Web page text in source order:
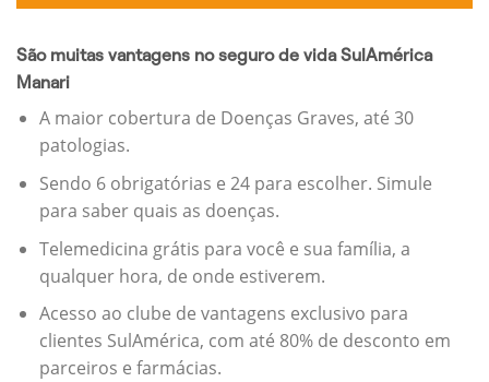
São muitas vantagens no seguro de vida SulAmérica
Manari
A maior cobertura de Doenças Graves, até 30
patologias.
Sendo 6 obrigatórias e 24 para escolher. Simule
para saber quais as doenças.
Telemedicina grátis para você e sua família, a
qualquer hora, de onde estiverem.
Acesso ao clube de vantagens exclusivo para
clientes SulAmérica, com até 80% de desconto em
parceiros e farmácias.